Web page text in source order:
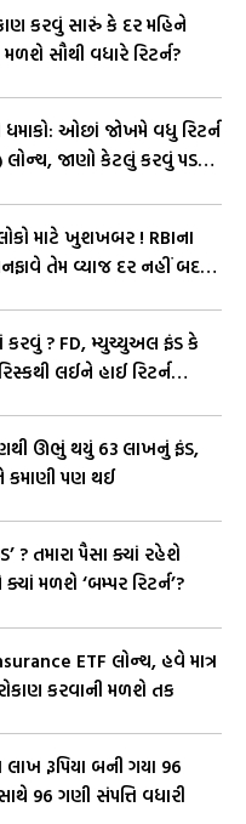
પણ રોકાણ શરૂ
માટે કોઈ મર્યાદા
કરવું સારું કે દર મહિને
મળશે સૌથી વધારે રિટર્ન?
ઓછાં જોખમે વધુ રિટર્ન
લોન્ચ, જાણો કેટલું કરવું પડશે
માટે ખુશખબર ! RBIના
તેમ વ્યાજ દર નહીં બદલી
કરવું ? FD, મ્યુચ્યુઅલ ફંડ કે
લઈને હાઈ રિટર્ન
ઊભું થયું ₹63 લાખનું ફંડ,
પણ થઈ
? તમારા પૈસા ક્યાં રહેશે
મળશે ‘બમ્પર રિટર્ન’?
ETF લોન્ચ, હવે માત્ર
કરવાની મળશે તક
રૂપિયા બની ગયા ₹96
96 ગણી સંપત્તિ વધારી